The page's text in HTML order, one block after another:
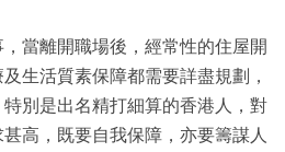
當離開職場後，經常性的住屋開
生活質素保障都需要詳盡規劃，
別是出名精打細算的香港人，對
高，既要自我保障，亦要籌謀人